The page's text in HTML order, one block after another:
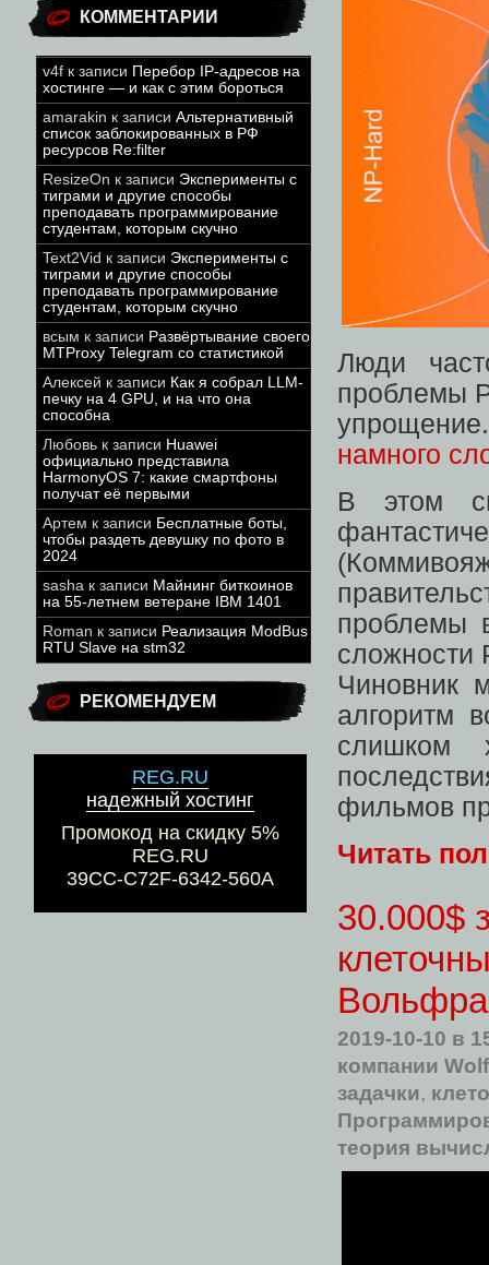
КОММЕНТАРИИ
v4f к записи Перебор IP-адресов на
хостинге — и как с этим бороться
amarakin к записи Альтернативный
список заблокированных в РФ
ресурсов Re:filter
ResizeOn к записи Эксперименты с
тиграми и другие способы
преподавать программирование
студентам, которым скучно
Text2Vid к записи Эксперименты с
тиграми и другие способы
преподавать программирование
студентам, которым скучно
всым к записи Развёртывание своего
MTProxy Telegram со статистикой
Алексей к записи Как я собрал LLM-
печку на 4 GPU, и на что она
способна
Любовь к записи Huawei
официально представила
HarmonyOS 7: какие смартфоны
получат её первыми
Артем к записи Бесплатные боты,
чтобы раздеть девушку по фото в
2024
sasha к записи Майнинг биткоинов
на 55-летнем ветеране IBM 1401
Roman к записи Реализация ModBus
RTU Slave на stm32
РЕКОМЕНДУЕМ
REG.RU
надежный хостинг
Промокод на скидку 5%
REG.RU
39CC-C72F-6342-560A
Люди
проблемы
намного
В этом
проблемы
сложности
Чиновник
алгоритм
слишком
фильмов
Читать
30.000$
2019-10-10 в
компании
задачки,
теория